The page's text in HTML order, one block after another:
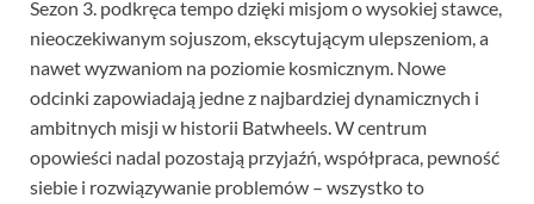
Sezon 3. podkręca tempo dzięki misjom o wysokiej stawce,
nieoczekiwanym sojuszom, ekscytującym ulepszeniom, a
nawet wyzwaniom na poziomie kosmicznym. Nowe
odcinki zapowiadają jedne z najbardziej dynamicznych i
ambitnych misji w historii Batwheels. W centrum
opowieści nadal pozostają przyjaźń, współpraca, pewność
siebie i rozwiązywanie problemów – wszystko to